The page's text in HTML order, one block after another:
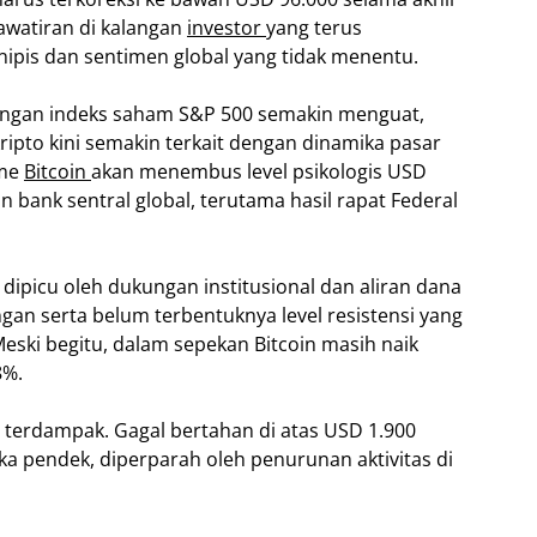
di kalangan investoryang terus
dan sentimen global yang tidak menentu.
indeks saham S&P 500 semakin menguat,
kini semakin terkait dengan dinamika pasar
Bitcoin akan menembus level psikologis USD
bank sentral global, terutama hasil rapat Federal
oleh dukungan institusional dan aliran dana
serta belum terbentuknya level resistensi yang
begitu, dalam sepekan Bitcoin masih naik
Gagal bertahan di atas USD 1.900
pendek, diperparah oleh penurunan aktivitas di